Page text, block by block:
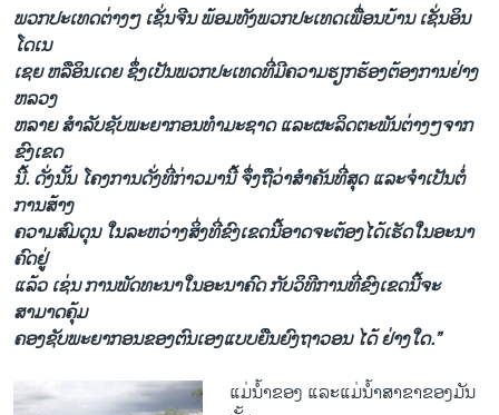
ພວກ​ປະ​ເທດຕ່າງໆ ເຊັ່ນ​ຈີນ ພ້ອມ​ທັງພວກ​ປ​ະ​ເທດ​ເພື່ອນ​ບ້ານ​ ເຊັ່ນ​ອິນ​
ໂດ​ເນ​
ເຊຍ ຫລື​ອິນ​ເດຍ ຊຶ່ງ​ເປັນ​ພວກ​ປະ​ເທດ​ທີ່​ມີຄວາມ​ຮຽກຮ້ອງ​ຕ້ອງການ​ຢ່າງ​
ຫລວງ
ຫລາຍ ສໍາ​ລັບຊັບພະຍາກອນ​ທໍາ​ມະ​ຊາດ​ ​ແລະ​ຜະລິດ​ຕະພັນ​ຕ່າງໆ​ຈາກ​
ຂົງ​ເຂດ​
ນີ້. ດັ່ງ​ນັ້ນ ​ໂຄງ​ການ​ດັ່ງ​ທີ່​ກ່າວ​ມາ​ນີ້ ຈຶ່ງຖື​ວ່າ​ສໍາຄັນ​ທີ່​ສຸດ ​ແລະ​ຈໍາ​ເປັນ​ຕໍ່
ການ​ສ້າງ
ຄວາມ​ສົມ​ດຸນ ​ໃນ​ລະຫວ່າງສິ່ງ​ທີ່​ຂົງ​ເຂດ​ນີ້​ອາດ​ຈະຕ້ອງ​ໄດ້​ເຮັດ​ໃນ​ອະ​ນາ​
ຄົດ​ຢູ່
ແລ້ວ ເຊ່ນ ການພັດທະນາ​ໃນ​ອະນາຄົດ ​ກັບ​ວິທີ​ການ​ທີ່​ຂົງ​ເຂດ​ນີ້ຈະ
ສາມາດ​ຄຸ້ມ​
ຄອງ​ຊັບພະຍາກ​ອນຂອງ​ຕົນ​ເອງແບບຍືນ​ຍົງ​ຖາວອນ​ ໄດ້ ຢ່າງ​ໃດ.”
ແມ່​ນໍ້າຂອງ ​ແລະ​ແມ່​ນໍ້າ​ສາຂາ​ຂອງ​ມັນ​